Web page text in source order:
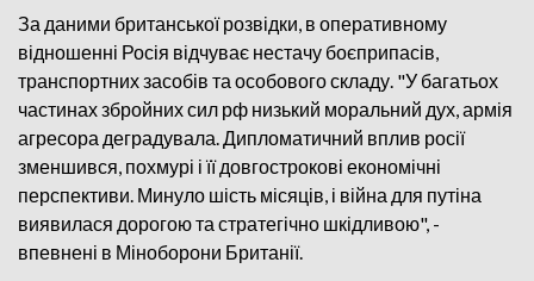
За даними британської розвідки, в оперативному
відношенні Росія відчуває нестачу боєприпасів,
транспортних засобів та особового складу. "У багатьох
частинах збройних сил рф низький моральний дух, армія
агресора деградувала. Дипломатичний вплив росії
зменшився, похмурі і її довгострокові економічні
перспективи. Минуло шість місяців, і війна для путіна
виявилася дорогою та стратегічно шкідливою", -
впевнені в Міноборони Британії.